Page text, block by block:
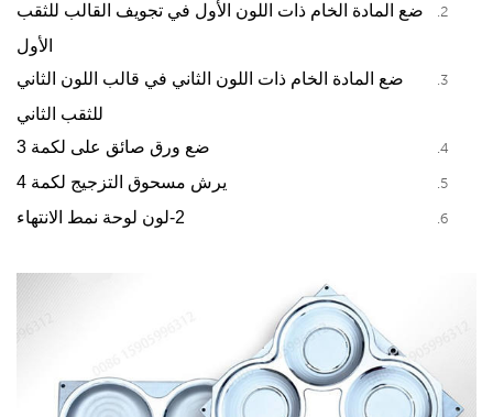
ضع المادة الخام ذات اللون الأول في تجويف القالب للثقب
الأول
ضع المادة الخام ذات اللون الثاني في قالب اللون الثاني
للثقب الثاني
ضع ورق صائق على لكمة 3
يرش مسحوق التزجيج لكمة 4
2-لون لوحة نمط الانتهاء